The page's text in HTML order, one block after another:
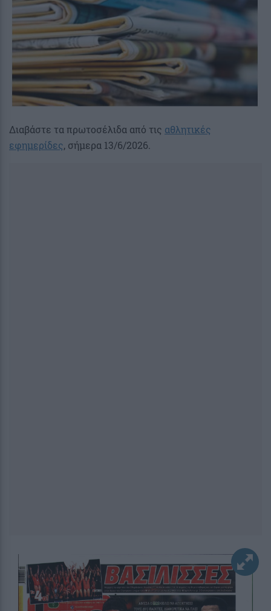
Διαβάστε τα πρωτοσέλιδα από τις αθλητικές
εφημερίδες, σήμερα 13/6/2026.